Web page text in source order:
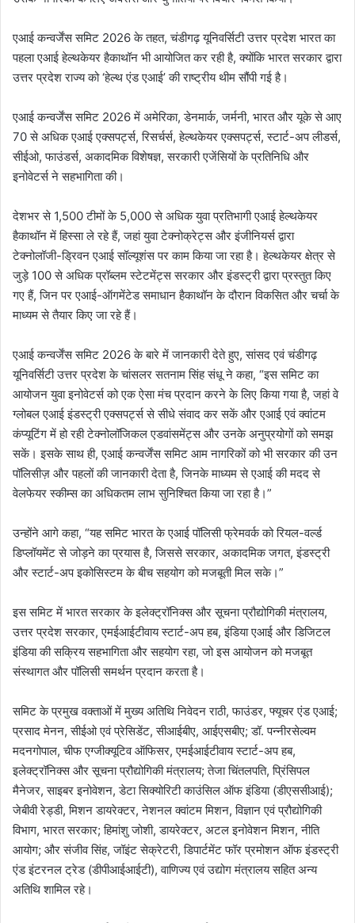
एआई कन्वर्जेंस समिट 2026 के तहत, चंडीगढ़ यूनिवर्सिटी उत्तर प्रदेश भारत का
पहला एआई हेल्थकेयर हैकाथॉन भी आयोजित कर रही है, क्योंकि भारत सरकार द्वारा
उत्तर प्रदेश राज्य को ‘हेल्थ एंड एआई’ की राष्ट्रीय थीम सौंपी गई है।
एआई कन्वर्जेंस समिट 2026 में अमेरिका, डेनमार्क, जर्मनी, भारत और यूके से आए
70 से अधिक एआई एक्सपर्ट्स, रिसर्चर्स, हेल्थकेयर एक्सपर्ट्स, स्टार्ट-अप लीडर्स,
सीईओ, फाउंडर्स, अकादमिक विशेषज्ञ, सरकारी एजेंसियों के प्रतिनिधि और
इनोवेटर्स ने सहभागिता की।
देशभर से 1,500 टीमों के 5,000 से अधिक युवा प्रतिभागी एआई हेल्थकेयर
हैकाथॉन में हिस्सा ले रहे हैं, जहां युवा टेक्नोक्रेट्स और इंजीनियर्स द्वारा
टेक्नोलॉजी-ड्रिवन एआई सॉल्यूशंस पर काम किया जा रहा है। हेल्थकेयर क्षेत्र से
जुड़े 100 से अधिक प्रॉब्लम स्टेटमेंट्स सरकार और इंडस्ट्री द्वारा प्रस्तुत किए
गए हैं, जिन पर एआई-ऑगमेंटेड समाधान हैकाथॉन के दौरान विकसित और चर्चा के
माध्यम से तैयार किए जा रहे हैं।
एआई कन्वर्जेंस समिट 2026 के बारे में जानकारी देते हुए, सांसद एवं चंडीगढ़
यूनिवर्सिटी उत्तर प्रदेश के चांसलर सतनाम सिंह संधू ने कहा, “इस समिट का
आयोजन युवा इनोवेटर्स को एक ऐसा मंच प्रदान करने के लिए किया गया है, जहां वे
ग्लोबल एआई इंडस्ट्री एक्सपर्ट्स से सीधे संवाद कर सकें और एआई एवं क्वांटम
कंप्यूटिंग में हो रही टेक्नोलॉजिकल एडवांसमेंट्स और उनके अनुप्रयोगों को समझ
सकें। इसके साथ ही, एआई कन्वर्जेंस समिट आम नागरिकों को भी सरकार की उन
पॉलिसीज़ और पहलों की जानकारी देता है, जिनके माध्यम से एआई की मदद से
वेलफेयर स्कीम्स का अधिकतम लाभ सुनिश्चित किया जा रहा है।”
उन्होंने आगे कहा, “यह समिट भारत के एआई पॉलिसी फ्रेमवर्क को रियल-वर्ल्ड
डिप्लॉयमेंट से जोड़ने का प्रयास है, जिससे सरकार, अकादमिक जगत, इंडस्ट्री
और स्टार्ट-अप इकोसिस्टम के बीच सहयोग को मजबूती मिल सके।”
इस समिट में भारत सरकार के इलेक्ट्रॉनिक्स और सूचना प्रौद्योगिकी मंत्रालय,
उत्तर प्रदेश सरकार, एमईआईटीवाय स्टार्ट-अप हब, इंडिया एआई और डिजिटल
इंडिया की सक्रिय सहभागिता और सहयोग रहा, जो इस आयोजन को मजबूत
संस्थागत और पॉलिसी समर्थन प्रदान करता है।
समिट के प्रमुख वक्ताओं में मुख्य अतिथि निवेदन राठी, फाउंडर, फ्यूचर एंड एआई;
प्रसाद मेनन, सीईओ एवं प्रेसिडेंट, सीआईबीए, आईएसबीए; डॉ. पन्नीरसेल्वम
मदनगोपाल, चीफ एग्जीक्यूटिव ऑफिसर, एमईआईटीवाय स्टार्ट-अप हब,
इलेक्ट्रॉनिक्स और सूचना प्रौद्योगिकी मंत्रालय; तेजा चिंतलपति, प्रिंसिपल
मैनेजर, साइबर इनोवेशन, डेटा सिक्योरिटी काउंसिल ऑफ इंडिया (डीएससीआई);
जेबीवी रेड्डी, मिशन डायरेक्टर, नेशनल क्वांटम मिशन, विज्ञान एवं प्रौद्योगिकी
विभाग, भारत सरकार; हिमांशु जोशी, डायरेक्टर, अटल इनोवेशन मिशन, नीति
आयोग; और संजीव सिंह, जॉइंट सेक्रेटरी, डिपार्टमेंट फॉर प्रमोशन ऑफ इंडस्ट्री
एंड इंटरनल ट्रेड (डीपीआईआईटी), वाणिज्य एवं उद्योग मंत्रालय सहित अन्य
अतिथि शामिल रहे।